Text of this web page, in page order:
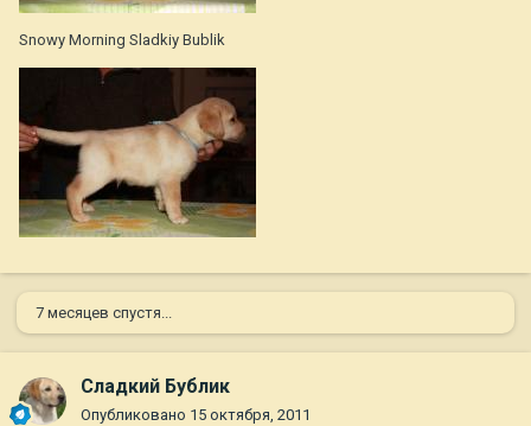
Snowy Morning Sladkiy Bublik
7 месяцев спустя...
Сладкий Бублик
Опубликовано 15 октября, 2011